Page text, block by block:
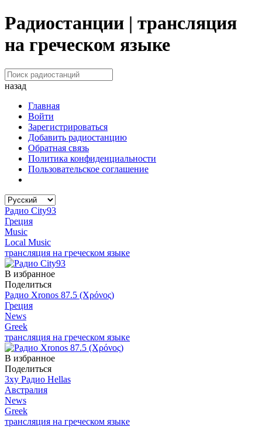
Радиостанции | трансляция
на греческом языке
назад
Главная
Войти
Зарегистрироваться
Добавить радиостанцию
Обратная связь
Политика конфиденциальности
Пользовательское соглашение
Радио City93
Греция
Music
Local Music
трансляция на греческом языке
В избранное
Поделиться
Радио Xronos 87.5 (Χρόνος)
Греция
News
Greek
трансляция на греческом языке
В избранное
Поделиться
3xy Радио Hellas
Австралия
News
Greek
трансляция на греческом языке